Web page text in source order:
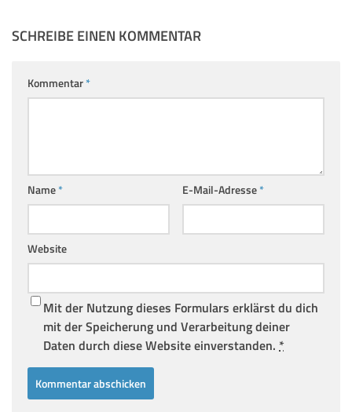
SCHREIBE EINEN KOMMENTAR
Kommentar*
Name* E-Mail-Adresse*
Website
Mit der Nutzung dieses Formulars erklärst du dich
mit der Speicherung und Verarbeitung deiner
Daten durch diese Website einverstanden. *